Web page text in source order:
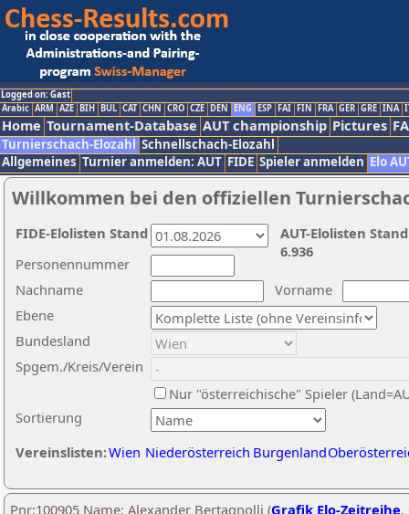
Logged on: Gast
Arabic ARM AZE BIH BUL CAT CHN CRO CZE DEN ENG ESP FAI FIN FRA GER GRE INA
Home Tournament-Database AUT championship Pictures
Turnierschach-Elozahl Schnellschach-Elozahl
Allgemeines Turnier anmelden: AUT FIDE Spieler anmelden Elo
Willkommen bei den offiziellen
Nachname
Vorname
Ebene
Sortierung
Personennummer
Bundesland
Spgem./Kreis/Verein
Nur "österreichische" Spieler
Vereinslisten:Wien Niederösterreich Burgenland
AUT-Elolisten
6.936
FIDE-Elolisten Stand
Pnr:100905 Name: Alexander Bertagnolli (Grafik Elo-Zeitreihe,